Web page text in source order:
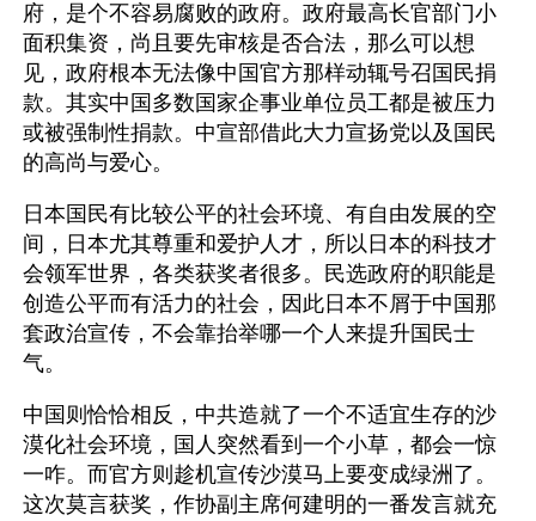
府，是个不容易腐败的政府。政府最高长官部门小
面积集资，尚且要先审核是否合法，那么可以想
见，政府根本无法像中国官方那样动辄号召国民捐
款。其实中国多数国家企事业单位员工都是被压力
或被强制性捐款。中宣部借此大力宣扬党以及国民
的高尚与爱心。
日本国民有比较公平的社会环境、有自由发展的空
间，日本尤其尊重和爱护人才，所以日本的科技才
会领军世界，各类获奖者很多。民选政府的职能是
创造公平而有活力的社会，因此日本不屑于中国那
套政治宣传，不会靠抬举哪一个人来提升国民士
气。
中国则恰恰相反，中共造就了一个不适宜生存的沙
漠化社会环境，国人突然看到一个小草，都会一惊
一咋。而官方则趁机宣传沙漠马上要变成绿洲了。
这次莫言获奖，作协副主席何建明的一番发言就充